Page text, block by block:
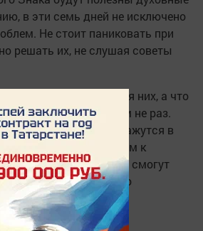
в эти семь дней не исключено
Не стоит паниковать при
решать их, не слушая советы
знают, что лучше для них, а что
их от фиаско, причем не раз.
к концу недели окажутся в
что станет сигналом к
Близнецы не смогут
если будут постоянно
других людей.